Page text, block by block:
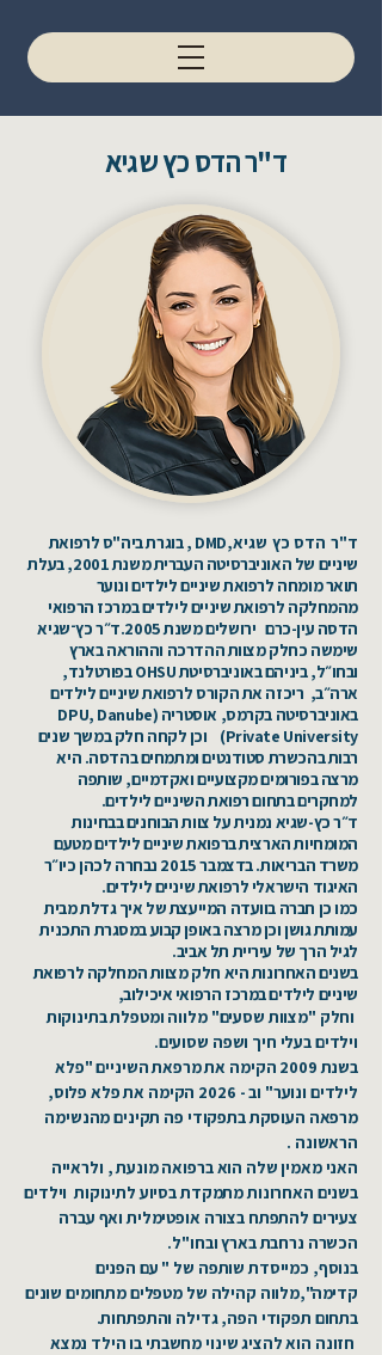
ד"ר הדס כץ שגיא
ד"ר הדס כץ שגיא,
DMD , בוגרת ביה"ס לרפואת
שיניים של האוניברסיטה העברית משנת 2001, בעלת
תואר מומחה לרפואת שיניים לילדים ונוער
מהמחלקה לרפואת שיניים לילדים במרכז הרפואי
הדסה עין-כרם ירושלים משנת 2005.ד״ר כץ־שגיא
שימשה כחלק מצוות ההדרכה וההוראה בארץ
ובחו״ל, ביניהם באוניברסיטת OHSU בפורטלנד,
ארה״ב, ריכזה את הקורס לרפואת שיניים לילדים
באוניברסיטה בקרמס, אוסטריה (DPU, Danube
Private University) וכן לקחה חלק במשך שנים
רבות בהכשרת סטודנטים ומתמחים בהדסה. היא
מרצה בפורומים מקצועיים ואקדמיים, שותפה
למחקרים בתחום רפואת השיניים לילדים.
ד״ר כץ-שגיא נמנית על צוות הבוחנים בבחינות
המומחיות הארצית ברפואת שיניים לילדים מטעם
משרד הבריאות. בדצמבר 2015 נבחרה לכהן כיו״ר
האיגוד הישראלי לרפואת שיניים לילדים.
כמו כן חברה בוועדה המייעצת של איך גדלת מבית
עמותת גושן וכן מרצה באופן קבוע במסגרת התכנית
לגיל הרך של עיריית תל אביב.
בשנים האחרונות היא חלק מצוות המחלקה לרפואת
שיניים לילדים במרכז הרפואי איכילוב,
וחלק "מצוות שסעים" מלווה ומטפלת בתינוקות
וילדים בעלי חיך ושפה שסועים.
בשנת 2009 הקימה את מרפאת השיניים "פלא
לילדים ונוער" וב - 2026 הקימה את פלא פלוס,
מרפאה העוסקת בתפקודי פה תקינים מהנשימה
הראשונה .
האני מאמין שלה הוא ברפואה מונעת , ולראייה
בשנים האחרונות מתמקדת בסיוע לתינוקות וילדים
צעירים להתפתח בצורה אופטימלית ואף עברה
הכשרה נרחבת בארץ ובחו"ל.
בנוסף, כמייסדת שותפה של " עם הפנים
קדימה",מלווה קהילה של מטפלים מתחומים שונים
בתחום תפקודי הפה, גדילה והתפתחות.
חזונה הוא להציג שינוי מחשבתי בו הילד נמצא